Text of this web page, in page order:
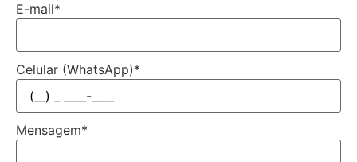
E-mail*
Celular (WhatsApp)*
Mensagem*